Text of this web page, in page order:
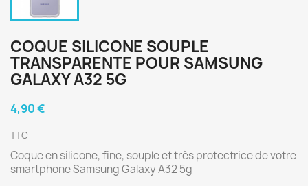
COQUE SILICONE SOUPLE
TRANSPARENTE POUR SAMSUNG
GALAXY A32 5G
4,90 €
TTC
Coque en silicone, fine, souple et très protectrice de votre
smartphone Samsung Galaxy A32 5g